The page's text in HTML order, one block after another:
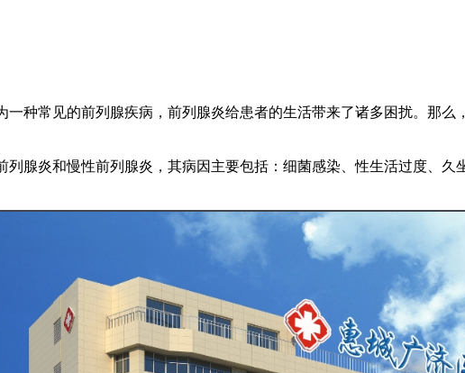
种常见的前列腺疾病，前列腺炎给患者的生活带来了诸多困扰。那
腺炎和慢性前列腺炎，其病因主要包括：细菌感染、性生活过度、